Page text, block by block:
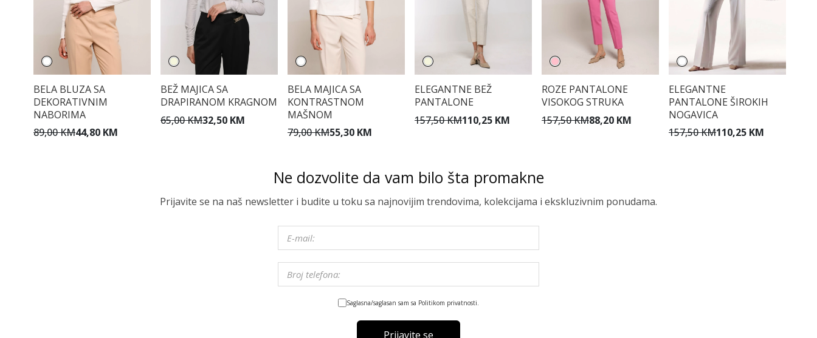
BELA BLUZA SA
DEKORATIVNIM
NABORIMA
89,00 KM44,80 KM
BEŽ MAJICA SA
DRAPIRANOM KRAGNOM
65,00 KM32,50 KM
BELA MAJICA SA
KONTRASTNOM
MAŠNOM
79,00 KM55,30 KM
ELEGANTNE BEŽ
PANTALONE
157,50 KM110,25 KM
ROZE PANTALONE
VISOKOG STRUKA
157,50 KM88,20 KM
ELEGANTNE
PANTALONE ŠIROKIH
NOGAVICA
157,50 KM110,25 KM
Ne dozvolite da vam bilo šta promakne
Prijavite se na naš newsletter i budite u toku sa najnovijim trendovima, kolekcijama i ekskluzivnim ponudama.
Saglasna/saglasan sam sa Politikom privatnosti.
Prijavite se